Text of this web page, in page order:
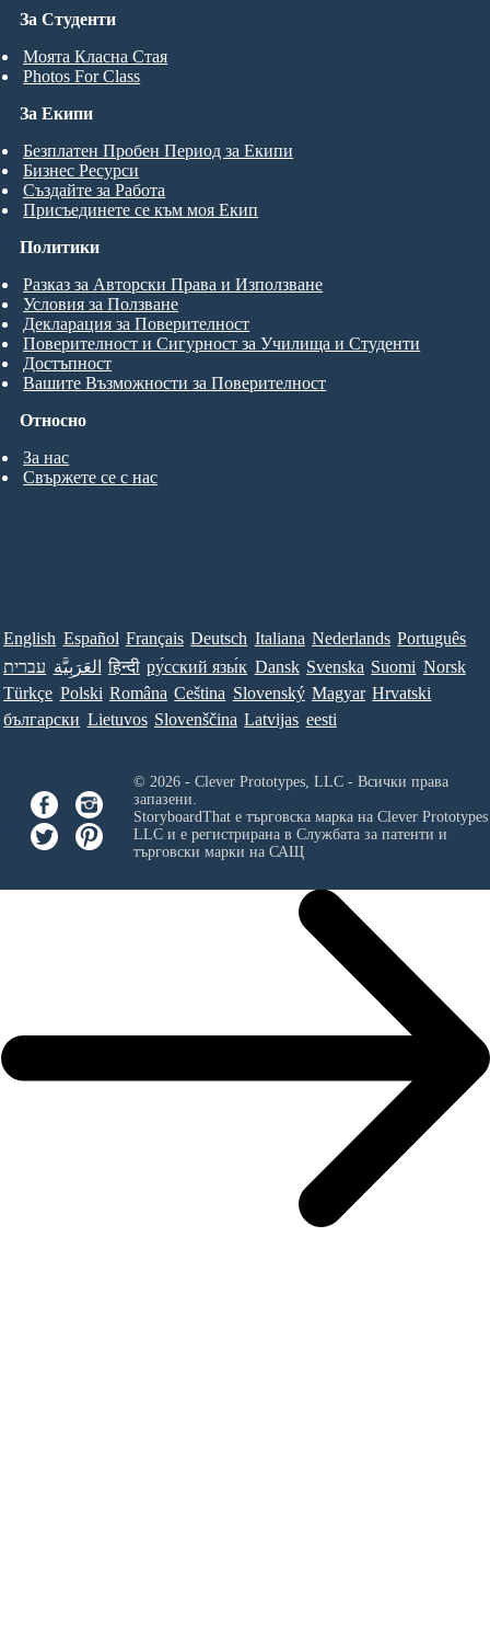
За Студенти
Моята Класна Стая
Photos For Class
За Екипи
Безплатен Пробен Период за Екипи
Бизнес Ресурси
Създайте за Работа
Присъединете се към моя Екип
Относно
За нас
Свържете се с нас
Политики
Разказ за Авторски Права и Използване
Условия за Ползване
Декларация за Поверителност
Поверителност и Сигурност за Училища и Студенти
Достъпност
Вашите Възможности за Поверителност
English Español Français Deutsch Italiana Nederlands Português
עברית العَرَبِيَّة हिन्दी ру́сский язы́к Dansk Svenska Suomi Norsk
Türkçe Polski Româna Ceština Slovenský Magyar Hrvatski
български Lietuvos Slovenščina Latvijas eesti
© 2026 - Clever Prototypes, LLC - Всички права
запазени.
StoryboardThat е търговска марка на Clever
LLCи е регистрирана в Службата за патенти и
търговски марки на САЩ